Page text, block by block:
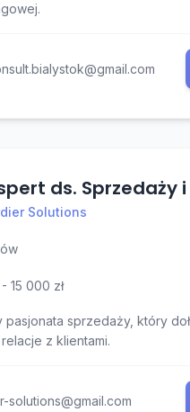
ds. Sprzedaży
Solutions
15 000 zł
pasjonata sprzedaży, który
z klientami.
solutions@gmail.com